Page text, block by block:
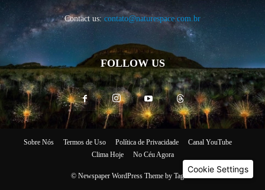
Contact us:contato@naturespace.com.br
FOLLOW US
Sobre Nós Termos de Uso Política de Privacidade
Canal YouTube
Clima Hoje
No Céu Agora
© Newspaper WordPress Theme by TagDiv
Cookie Settings